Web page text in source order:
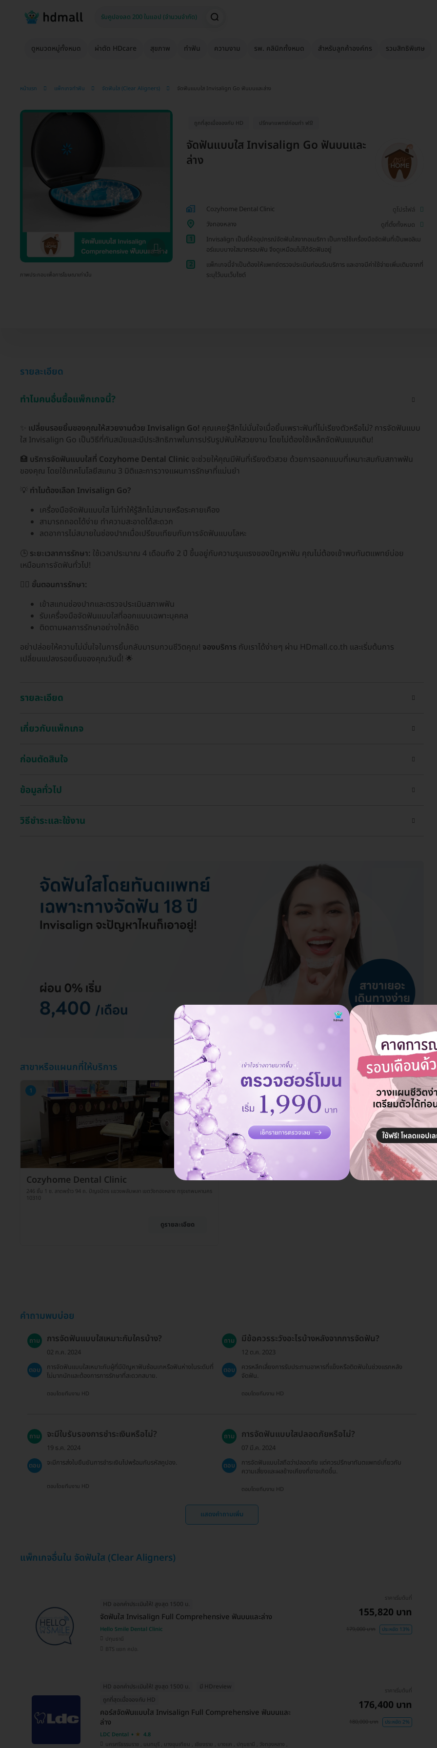
ดูหมวดหมู่ทั้งหมด ผ่าตัด HDcare สุขภาพ ทำฟัน ความงาม รพ. คลินิกทั้งหมด สำหรับลูกค้าองค์กร รวมสิทธิพิเศษ
หน้าแรก แพ็กเกจทำฟัน จัดฟันใส (Clear Aligners) จัดฟันแบบใส Invisalign Go ฟันบนและล่าง
ภาพประกอบเพื่อการโฆษณาเท่านั้น
ถูกที่สุดเมื่อจองกับ HD ปรึกษาแพทย์ก่อนทำ ฟรี!
จัดฟันแบบใส Invisalign Go ฟันบนและ
ล่าง
Cozyhome Dental Clinic
ดูโปรไฟล์
วังทองหลาง
ดูที่ตั้งทั้งหมด
1
Invisalign เป็นยี่ห้ออุปกรณ์จัดฟันใสจากอเมริกา เป็นการใช้เครื่องมือจัดฟันที่เป็นพอลิเม
อร์แบบบางใสมาครอบฟัน จึงดูเหมือนไม่ได้จัดฟันอยู่
2
แพ็กเกจนี้จำเป็นต้องให้แพทย์ตรวจประเมินก่อนรับบริการ และอาจมีค่าใช้จ่ายเพิ่มเติมจากที่
ระบุไว้บนเว็บไซต์
รายละเอียด
ทำไมคนอื่นซื้อแพ็กเกจนี้?
เปลี่ยนรอยยิ้มของคุณให้สวยงามด้วย Invisalign Go! คุณเคยรู้สึกไม่มั่นใจเมื่อยิ้มเพราะฟันที่ไม่เรียงตัวหรือไม่? การจัดฟันแบบ
ใส Invisalign Go เป็นวิธีที่ทันสมัยและมีประสิทธิภาพในการปรับรูปฟันให้สวยงาม โดยไม่ต้องใช้เหล็กจัดฟันแบบเดิม!
🏥 บริการจัดฟันแบบใสที่ Cozyhome Dental Clinic จะช่วยให้คุณมีฟันที่เรียงตัวสวย ด้วยการออกแบบที่เหมาะสมกับสภาพฟัน
ของคุณ โดยใช้เทคโนโลยีสแกน 3 มิติและการวางแผนการรักษาที่แม่นยำ
💡 ทำไมต้องเลือก Invisalign Go?
เครื่องมือจัดฟันแบบใส ไม่ทำให้รู้สึกไม่สบายหรือระคายเคือง
สามารถถอดได้ง่าย ทำความสะอาดได้สะดวก
ลดอาการไม่สบายในช่องปากเมื่อเปรียบเทียบกับการจัดฟันแบบโลหะ
🕒 ระยะเวลาการรักษา: ใช้เวลาประมาณ 4 เดือนถึง 2 ปี ขึ้นอยู่กับความรุนแรงของปัญหาฟัน คุณไม่ต้องเข้าพบทันตแพทย์บ่อย
เหมือนการจัดฟันทั่วไป!
👩‍⚕️ ขั้นตอนการรักษา:
เข้าสแกนช่องปากและตรวจประเมินสภาพฟัน
รับเครื่องมือจัดฟันแบบใสที่ออกแบบเฉพาะบุคคล
ติดตามผลการรักษาอย่างใกล้ชิด
อย่าปล่อยให้ความไม่มั่นใจในการยิ้มกลับมารบกวนชีวิตคุณ! จองบริการ กับเราได้ง่ายๆ ผ่าน HDmall.co.th และเริ่มต้นการ
เปลี่ยนแปลงรอยยิ้มของคุณวันนี้! 🌟
รายละเอียด
เกี่ยวกับแพ็กเกจ
ก่อนตัดสินใจ
ข้อมูลทั่วไป
วิธีชำระและใช้งาน
สาขาหรือแผนกที่ให้บริการ
1
Cozyhome Dental Clinic
246 ชั้น 1 ซ. ลาดพร้าว 94 ถ. ปัญจมิตร แขวงพลับพลา เขตวังทองหลาง กรุงเทพมหานคร
10310
ดูรายละเอียด
คำถามพบบ่อย
ถาม การจัดฟันแบบใสเหมาะกับใครบ้าง?
02 ก.ค. 2024
ตอบ
การจัดฟันแบบใสเหมาะกับผู้ที่มีปัญหาฟันซ้อนเกหรือฟันห่างในระดับที่
ไม่มากนักและต้องการการรักษาที่สะดวกสบาย.
ตอบโดยทีมงาน HD
ถาม มีข้อควรระวังอะไรบ้างหลังจากการจัดฟัน?
12 ต.ค. 2023
ตอบ
ควรหลีกเลี่ยงการรับประทานอาหารที่แข็งหรือติดฟันในช่วงแรกหลัง
จัดฟัน.
ตอบโดยทีมงาน HD
ถาม จะมีใบรับรองการชำระเงินหรือไม่?
19 ธ.ค. 2024
ตอบ
จะมีการส่งใบยืนยันการชำระเงินไปพร้อมกับรหัสคูปอง.
ตอบโดยทีมงาน HD
ถาม การจัดฟันแบบใสปลอดภัยหรือไม่?
07 มี.ค. 2024
ตอบ
การจัดฟันแบบใสถือว่าปลอดภัย แต่ควรปรึกษาทันตแพทย์เกี่ยวกับ
ความเสี่ยงและผลข้างเคียงที่อาจเกิดขึ้น.
ตอบโดยทีมงาน HD
แสดงคำถามเพิ่ม
แพ็กเกจอื่นใน จัดฟันใส (Clear Aligners)
HD ออกค่าประเมินให้! สูงสุด 1500 บ.
จัดฟันใส Invisalign Full Comprehensive ฟันบนและล่าง
Hello Smile Dental Clinic
ปทุมธานี
BTS แยก คปอ.
ราคาเริ่มต้นที่
155,820 บาท
179,000 บาท ประหยัด 13%
HD ออกค่าประเมินให้! สูงสุด 1500 บ.
มี HDreview
ถูกที่สุดเมื่อจองกับ HD
คอร์สจัดฟันแบบใส Invisalign Full Comprehensive ฟันบนและ
ล่าง
LDC Dental
4.8
นครศรีธรรมราช , นนทบุรี , บางขุนเทียน , เชียงราย , บางแค , ปทุมธานี , วังทองหลาง ,
ราคาเริ่มต้นที่
176,400 บาท
180,000 บาท ประหยัด 2%